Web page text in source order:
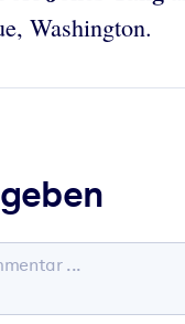
Washington.